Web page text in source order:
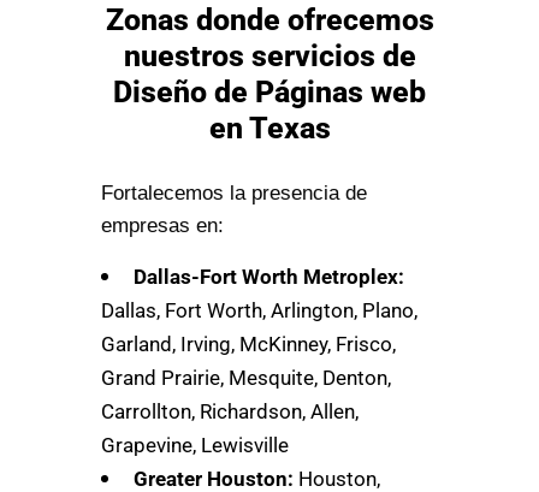
Zonas donde ofrecemos
nuestros servicios de
Diseño de Páginas web
en Texas
Fortalecemos la presencia de
empresas en:
Dallas-Fort Worth Metroplex:
Dallas, Fort Worth, Arlington, Plano,
Garland, Irving, McKinney, Frisco,
Grand Prairie, Mesquite, Denton,
Carrollton, Richardson, Allen,
Grapevine, Lewisville
Greater Houston: Houston,